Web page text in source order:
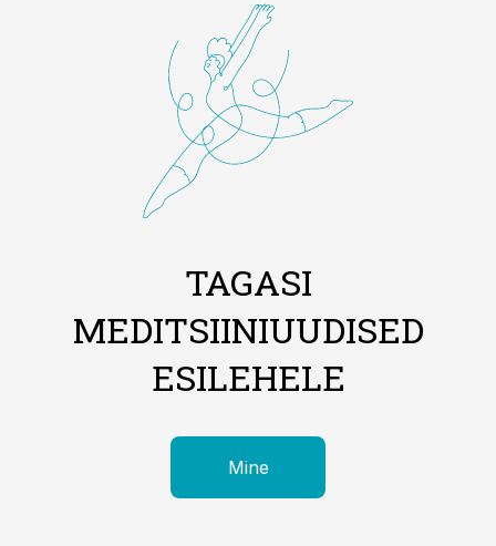
TAGASI
MEDITSIINIUUDISED
ESILEHELE
Mine